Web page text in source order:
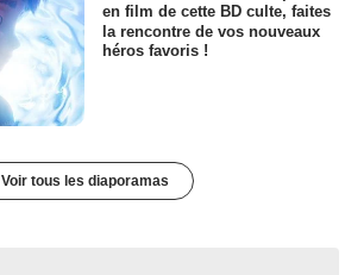
en film de cette BD culte, faites
la rencontre de vos nouveaux
héros favoris !
Voir tous les diaporamas